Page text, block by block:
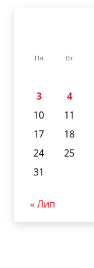
Пн Вт
3
4
10
11
17
18
24
25
31
« Лип